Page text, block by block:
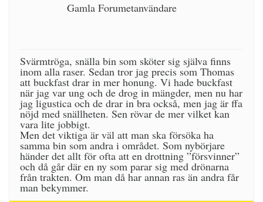
Gamla Forumetanvändare
Svärmtröga, snälla bin som sköter sig själva finns
inom alla raser. Sedan tror jag precis som Thomas
att buckfast drar in mer honung. Vi hade buckfast
när jag var ung och de drog in mängder, men nu har
jag ligustica och de drar in bra också, men jag är ffa
nöjd med snällheten. Sen rövar de mer vilket kan
vara lite jobbigt.
Men det viktiga är väl att man ska försöka ha
samma bin som andra i området. Som nybörjare
händer det allt för ofta att en drottning ”försvinner”
och då går där en ny som parar sig med drönarna
från trakten. Om man då har annan ras än andra får
man bekymmer.